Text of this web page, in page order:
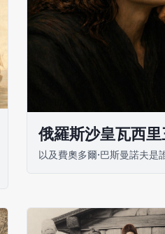
俄羅斯沙皇瓦西
以及費奧多爾·巴斯曼諾夫是